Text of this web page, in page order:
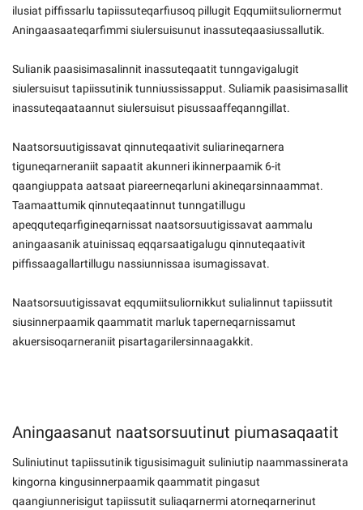
ilusiat piffissarlu tapiissuteqarfiusoq pillugit Eqqumiitsuliornermut
Aningaasaateqarfimmi siulersuisunut inassuteqaasiussallutik.
Sulianik paasisimasalinnit inassuteqaatit tunngavigalugit
siulersuisut tapiissutinik tunniussissapput. Suliamik paasisimasallit
inassuteqaataannut siulersuisut pisussaaffeqanngillat.
Naatsorsuutigissavat qinnuteqaativit suliarineqarnera
tiguneqarneraniit sapaatit akunneri ikinnerpaamik 6-it
qaangiuppata aatsaat piareerneqarluni akineqarsinnaammat.
Taamaattumik qinnuteqaatinnut tunngatillugu
apeqquteqarfigineqarnissat naatsorsuutigissavat aammalu
aningaasanik atuinissaq eqqarsaatigalugu qinnuteqaativit
piffissaagallartillugu nassiunnissaa isumagissavat.
Naatsorsuutigissavat eqqumiitsuliornikkut sulialinnut tapiissutit
siusinnerpaamik qaammatit marluk taperneqarnissamut
akuersisoqarneraniit pisartagarilersinnaagakkit.
Aningaasanut naatsorsuutinut piumasaqaatit
Suliniutinut tapiissutinik tigusisimaguit suliniutip naammassinerata
kingorna kingusinnerpaamik qaammatit pingasut
qaangiunnerisigut tapiissutit suliaqarnermi atorneqarnerinut